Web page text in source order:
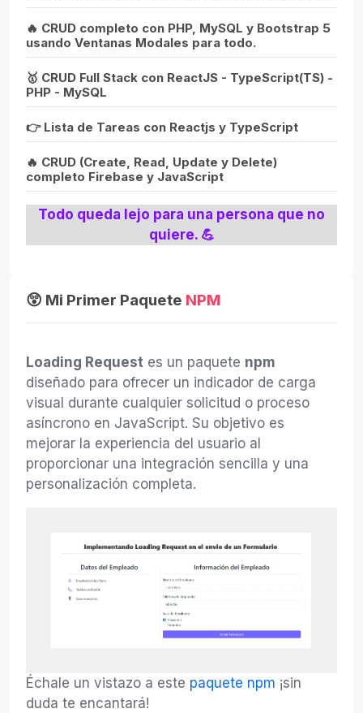
🔥 CRUD completo con PHP, MySQL y Bootstrap 5
usando Ventanas Modales para todo.
🥇 CRUD Full Stack con ReactJS - TypeScript(TS) -
PHP - MySQL
👉 Lista de Tareas con Reactjs y TypeScript
🔥 CRUD (Create, Read, Update y Delete)
completo Firebase y JavaScript
Todo queda lejo para una persona que no
quiere. 💪
😲 Mi Primer Paquete NPM
Loading Request es un paquete npm
diseñado para ofrecer un indicador de carga
visual durante cualquier solicitud o proceso
asíncrono en JavaScript. Su objetivo es
mejorar la experiencia del usuario al
proporcionar una integración sencilla y una
personalización completa.
Échale un vistazo a este paquete npm ¡sin
duda te encantará!